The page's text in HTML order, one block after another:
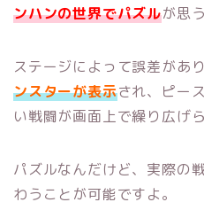
ンハンの世界でパズルが思
ステージによって誤差があり
ンスターが表示され、ピー
い戦闘が画面上で繰り広げら
パズルなんだけど、実際の
わうことが可能ですよ。